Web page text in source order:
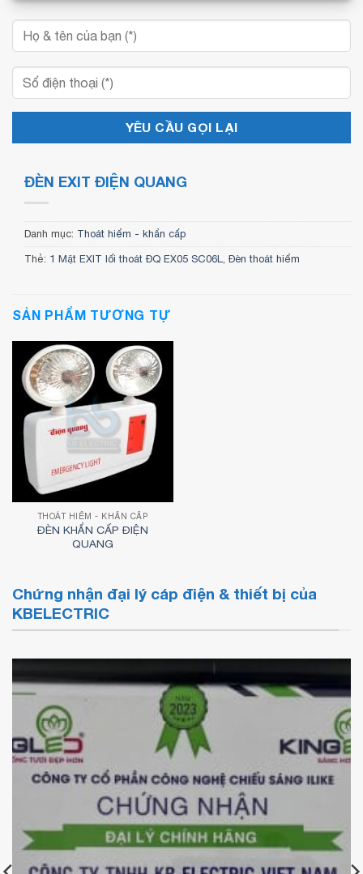
ĐÈN EXIT ĐIỆN QUANG
Danh mục: Thoát hiểm - khẩn cấp
Thẻ: 1 Mặt EXIT lối thoát ĐQ EX05 SC06L, Đèn thoát hiểm
SẢN PHẨM TƯƠNG TỰ
THOÁT HIỂM - KHẨN CẤP
ĐÈN KHẨN CẤP ĐIỆN
QUANG
Chứng nhận đại lý cáp điện & thiết bị của
KBELECTRIC